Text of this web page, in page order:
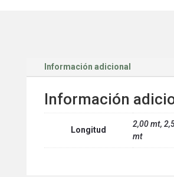
Información adicional
Información
Longitud
2,00 mt,
mt